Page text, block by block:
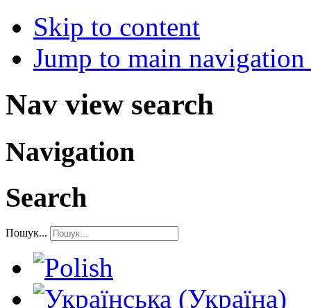
Skip to content
Jump to main
Nav view search
Navigation
Search
Пошук...